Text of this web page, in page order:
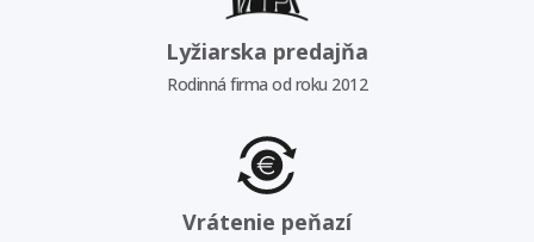
Lyžiarska predajňa
Rodinná firma od roku 2012
Vrátenie peňazí